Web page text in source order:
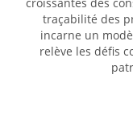
traçabilité des
incarne un
relève les défis